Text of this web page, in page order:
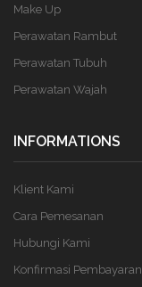
Make Up
Perawatan Rambut
Perawatan Tubuh
Perawatan Wajah
INFORMATIONS
Klient Kami
Cara Pemesanan
Hubungi Kami
Konfirmasi Pembayaran